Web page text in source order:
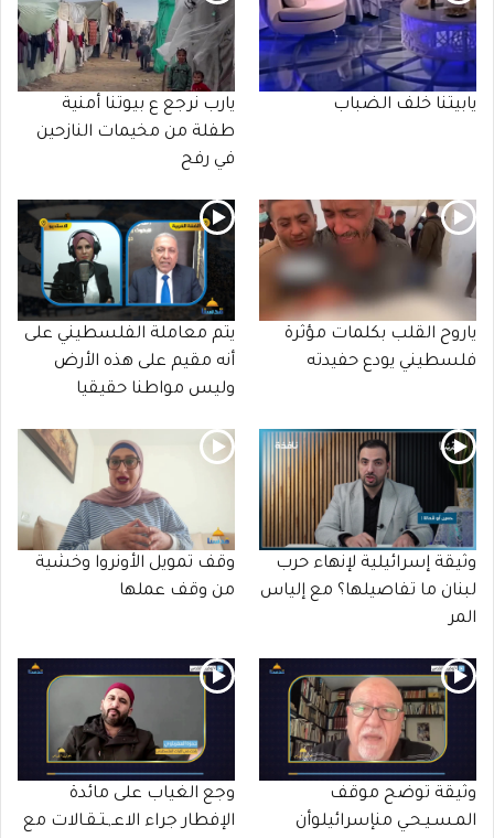
يابيتنا خلف الضباب
يارب نرجع ع بيوتنا أمنية
طفلة من مخيمات النازحين
في رفح
ياروح القلب بكلمات مؤثرة
فلسطيني يودع حفيدته
يتم معاملة الفلسطيني على
أنه مقيم على هذه الأرض
وليس مواطنا حقيقيا
وثيقة إسرائيلية لإنهاء حرب
لبنان ما تفاصيلها؟ مع إلياس
المر
وقف تمويل الأونروا وخشية
من وقف عملها
وثيقة توضح موقف
المـسـيـحـي منإسرائيلوأن
وجع الغياب على مائدة
الإفطار جراء الاعـ,ـتـقـالات مع